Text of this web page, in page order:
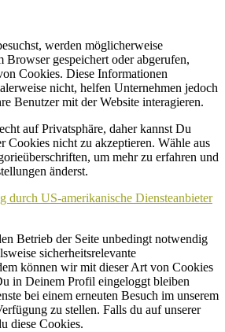
werden möglicherweise
gespeichert oder abgerufen,
Cookies. Diese Informationen
nicht, helfen Unternehmen jedoch
Benutzer mit der Website interagieren.
auf Privatsphäre, daher kannst Du
Cookies nicht zu akzeptieren. Wähle aus
um mehr zu erfahren und
änderst.
durch US-amerikanische Diensteanbieter
Betrieb der Seite unbedingt notwendig
sicherheitsrelevante
können wir mit dieser Art von Cookies
in Deinem Profil eingeloggt bleiben
bei einem erneuten Besuch im unserem
zu stellen. Falls du auf unserer
diese Cookies.